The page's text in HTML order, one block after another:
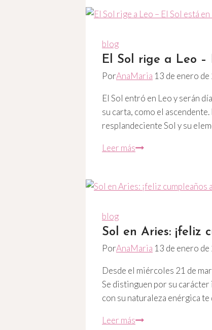
astrología
signo
del
blog
El Sol rige a Leo –
PorAnaMaria 13 de enero
El Sol entró en Leo y serán
su carta, como el
resplandeciente Sol y su
Leer másEl
a
El
Sol
en
Leo
blog
Sol en Aries: ¡feliz
PorAnaMaria 13 de enero
Desde el miércoles 21 de
Se distinguen por su
con su naturaleza enérgica
Leer másSol